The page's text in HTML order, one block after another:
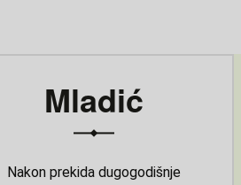
Mladić
Nakon prekida dugogodišnje